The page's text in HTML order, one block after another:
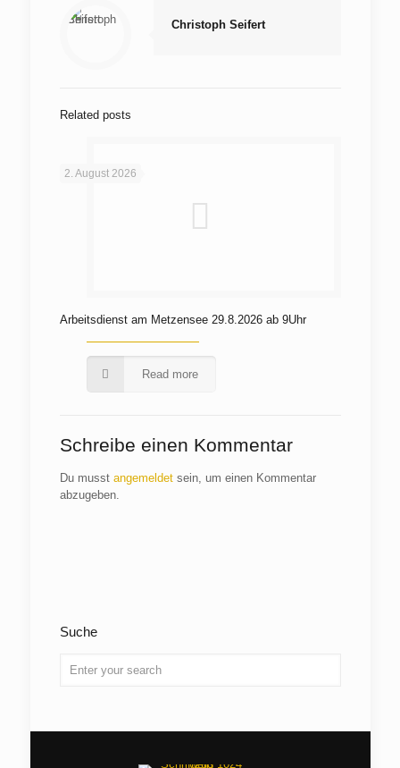
Christoph Seifert
Related posts
2. August 2026
Arbeitsdienst am Metzensee 29.8.2026 ab 9Uhr
Read more
Schreibe einen Kommentar
Du musst angemeldetsein, um einen Kommentar
abzugeben.
Suche